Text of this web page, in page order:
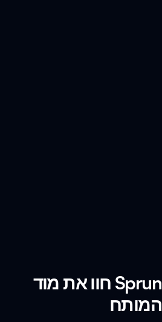
חוו את מוד Sprunki Trollges
המותח